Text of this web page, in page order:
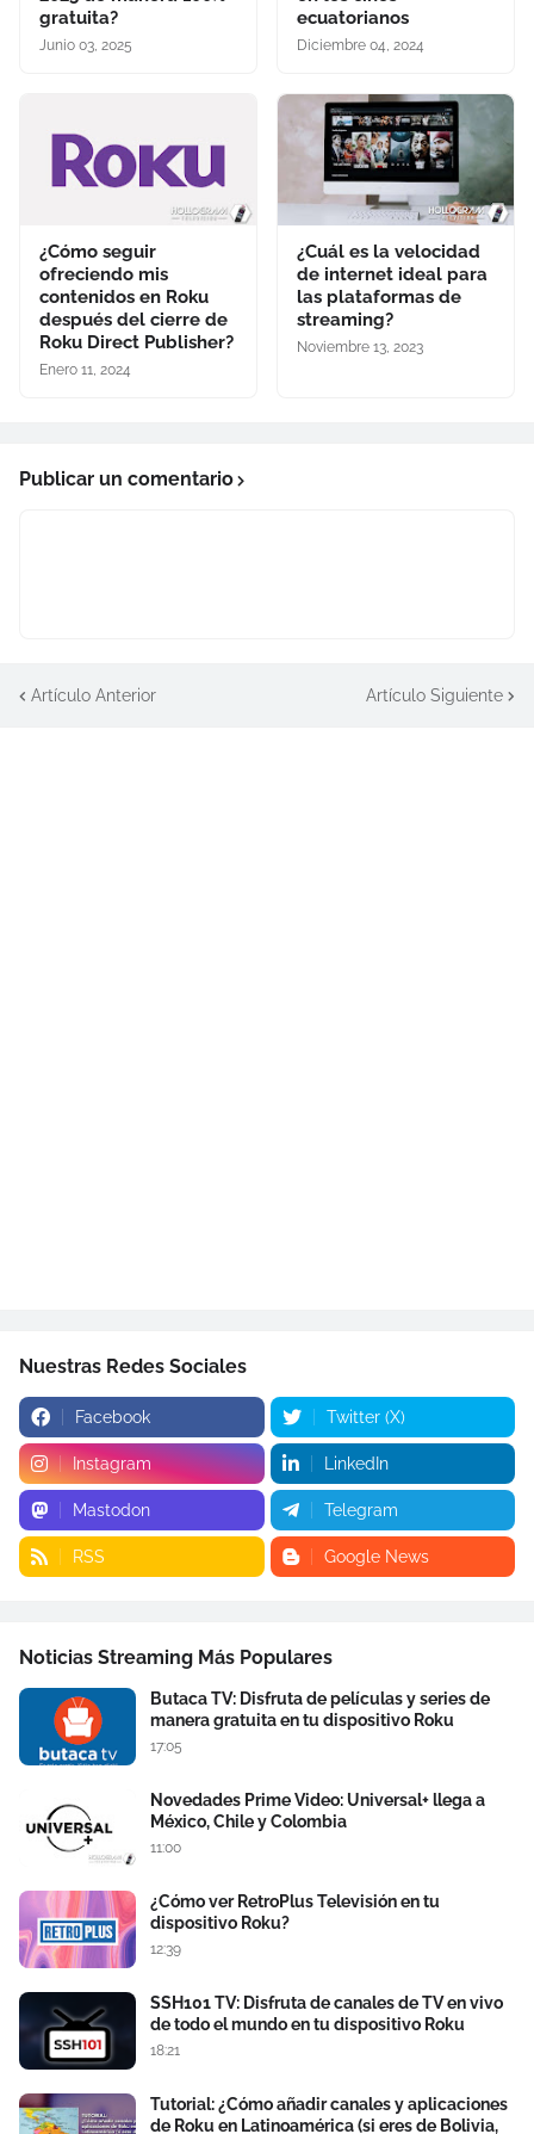
gratuita?
Junio 03, 2025
ecuatorianos
Diciembre 04, 2024
¿Cómo seguir
ofreciendo mis
contenidos en Roku
después del cierre de
Roku Direct Publisher?
Enero 11, 2024
¿Cuál es la velocidad
de internet ideal para
las plataformas de
streaming?
Noviembre 13, 2023
Publicar un comentario
Artículo Anterior Artículo Siguiente
Nuestras Redes Sociales
Facebook Twitter (X)
Instagram LinkedIn
Mastodon Telegram
RSS Google News
Noticias Streaming Más Populares
Butaca TV: Disfruta de películas y series de
manera gratuita en tu dispositivo Roku
17:05
Novedades Prime Video: Universal+ llega a
México, Chile y Colombia
11:00
¿Cómo ver RetroPlus Televisión en tu
dispositivo Roku?
12:39
SSH101 TV: Disfruta de canales de TV en vivo
de todo el mundo en tu dispositivo Roku
18:21
Tutorial: ¿Cómo añadir canales y aplicaciones
de Roku en Latinoamérica (si eres de Bolivia,